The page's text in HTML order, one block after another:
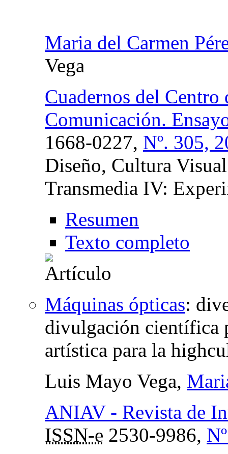
Maria del Carmen
Vega
Cuadernos del
Comunicación.
1668-0227, Nº. 305,
Diseño, Cultura
Transmedia IV:
Resumen
Texto completo
Máquinas ópticas:
divulgación científica
artística para la
Luis Mayo Vega,
ANIAV - Revista de
ISSN-e 2530-9986,